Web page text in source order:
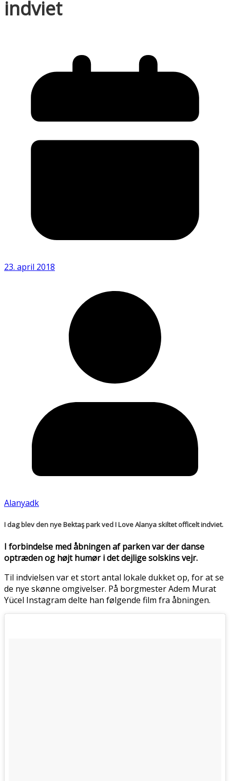
indviet
23. april 2018
Alanyadk
I dag blev den nye Bektaş park ved I Love Alanya skiltet officelt indviet.
I forbindelse med åbningen af parken var der danse
optræden og højt humør i det dejlige solskins vejr.
Til indvielsen var et stort antal lokale dukket op, for at se
de nye skønne omgivelser. På borgmester Adem Murat
Yücel Instagram delte han følgende film fra åbningen.